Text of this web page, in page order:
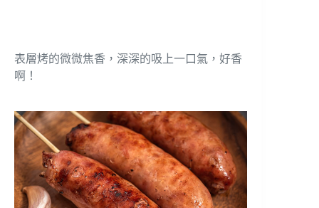
表層烤的微微焦香，深深的吸上一口氣，好香
啊！